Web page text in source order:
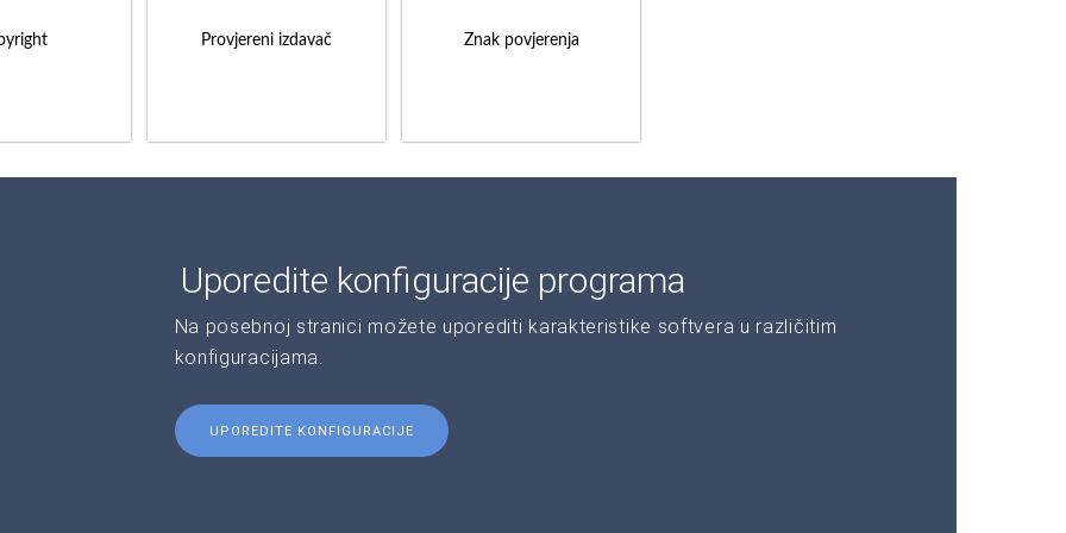
Provjereni izdavač Znak povjerenja
Uporedite konfiguracije programa
Na posebnoj stranici možete uporediti karakteristike softvera u različitim
konfiguracijama.
UPOREDITE KONFIGURACIJE